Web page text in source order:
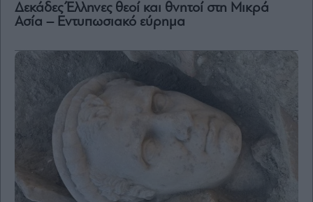
Δεκάδες Έλληνες θεοί και θνητοί στη Μικρά
Ασία – Εντυπωσιακό εύρημα